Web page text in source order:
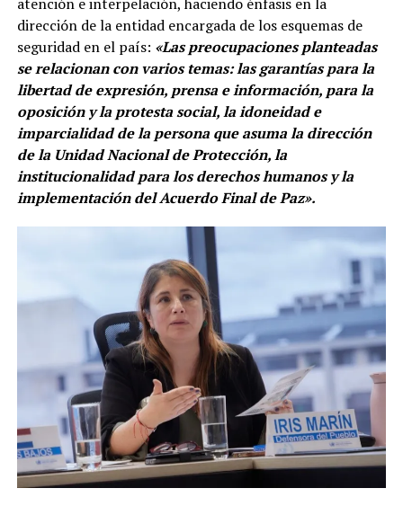
atención e interpelación, haciendo énfasis en la
dirección de la entidad encargada de los esquemas de
seguridad en el país: «Las preocupaciones planteadas
se relacionan con varios temas: las garantías para la
libertad de expresión, prensa e información, para la
oposición y la protesta social, la idoneidad e
imparcialidad de la persona que asuma la dirección
de la Unidad Nacional de Protección, la
institucionalidad para los derechos humanos y la
implementación del Acuerdo Final de Paz».